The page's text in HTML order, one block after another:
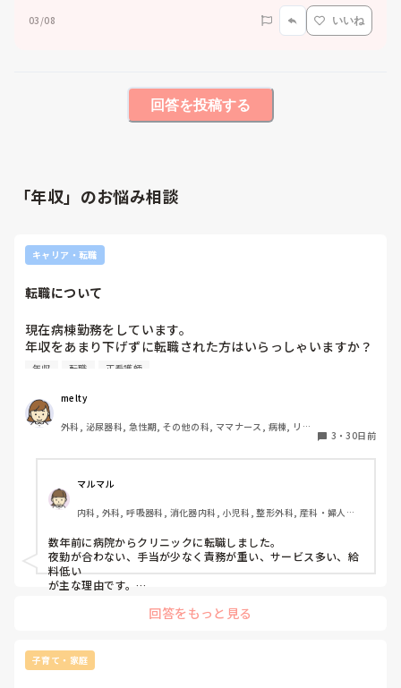
03/08 いいね
回答を投稿する
「年収」のお悩み相談
キャリア・転職
転職について
現在病棟勤務をしています。
年収をあまり下げずに転職された方はいらっしゃいますか？
また、病棟以外で給与とワークライフバランスの両立ができ
年収 転職 正看護師
melty
外科, 泌尿器科, 急性期, その他の科, ママナース, 病棟, リー
3 ・30日前
マルマル
内科, 外科, 呼吸器科, 消化器内科, 小児科, 整形外科, 産科・婦人科,
期, ICU, CCU, HCU, プリセプター, 病棟, リーダー, 神経内科, 脳神
経外科, GCU, 消化器外科, 一般病院, 大学病院, 慢性期, 終末期, オ
ペ室
数年前に病院からクリニックに転職しました。
夜勤が合わない、手当が少なく責務が重い、サービス多い、給
料低い
が主な理由です。
中休みがあり終業時間が遅いことが、最初はデメリットに感じ
・平日でも銀行、郵便局寄れる
・完全週休2.5休(休みup)
回答をもっと見る
子育て・家庭